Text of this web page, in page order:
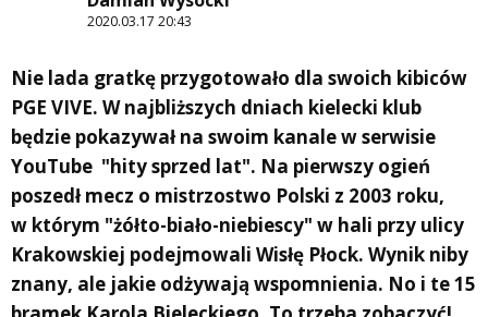
2020.03.17 20:43
Nie lada gratkę przygotowało dla swoich kibiców
PGE VIVE. W najbliższych dniach kielecki klub
będzie pokazywał na swoim kanale w serwisie
YouTube "hity sprzed lat". Na pierwszy ogień
poszedł mecz o mistrzostwo Polski z 2003 roku,
w którym "żółto-biało-niebiescy" w hali przy ulicy
Krakowskiej podejmowali Wisłę Płock. Wynik niby
znany, ale jakie odżywają wspomnienia. No i te 15